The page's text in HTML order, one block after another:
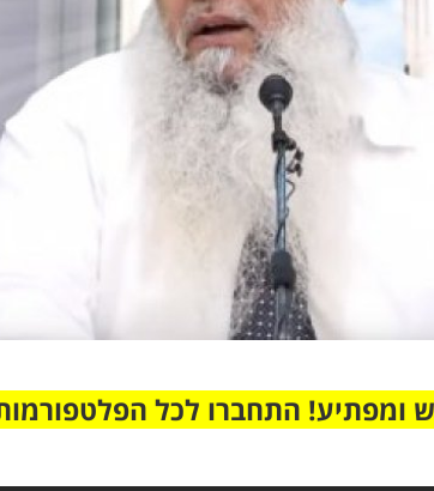
ומפתיע! התחברו לכל